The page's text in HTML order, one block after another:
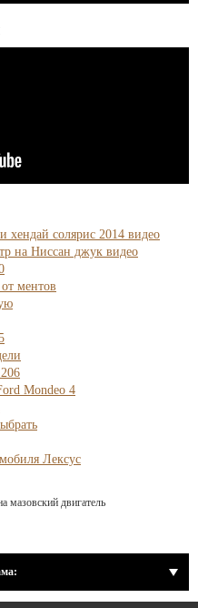
хендай солярис 2014 видео
на Ниссан джук видео
ментов
Mondeo 4
Лексус
двигатель